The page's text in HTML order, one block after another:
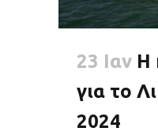
23 Ιαν Η
για το
2024